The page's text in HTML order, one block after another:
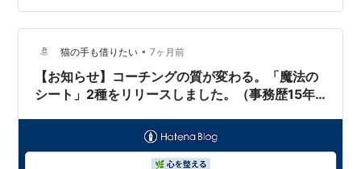
「江並直美賞（新人賞）」、「リージョナル賞」、「審
査員特別賞」が…
猫の手も借りたい • 7ヶ月前
【お知らせ】コーチングの質が変わる。「魔法の
シート」2種をリリースしました。（事務歴15年